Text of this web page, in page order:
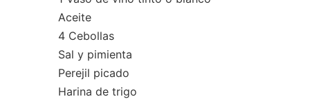
Aceite
4 Cebollas
Sal y pimienta
Perejil picado
Harina de trigo